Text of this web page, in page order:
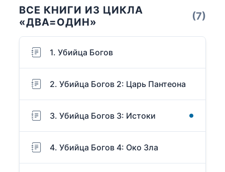
ВСЕ КНИГИ ИЗ ЦИКЛА
«ДВА=ОДИН»
(7)
1. Убийца Богов
2. Убийца Богов 2: Царь Пантеона
3. Убийца Богов 3: Истоки
4. Убийца Богов 4: Око Зла